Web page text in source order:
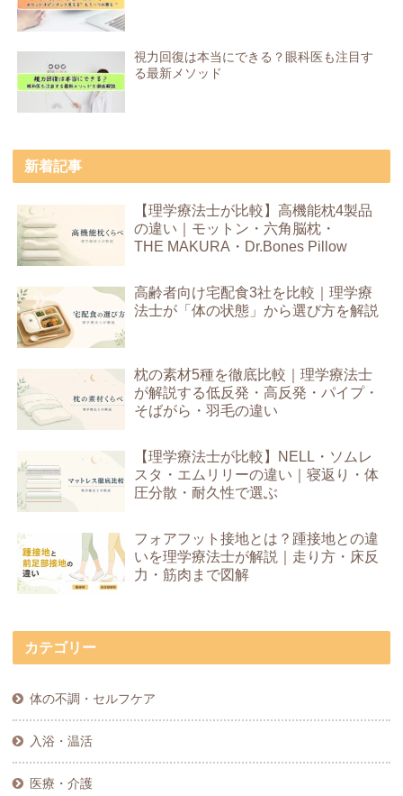
視力回復は本当にできる？眼科医も注目す
る最新メソッド
新着記事
【理学療法士が比較】高機能枕4製品
の違い｜モットン・六角脳枕・
THE MAKURA・Dr.Bones Pillow
高齢者向け宅配食3社を比較｜理学療
法士が「体の状態」から選び方を解説
枕の素材5種を徹底比較｜理学療法士
が解説する低反発・高反発・パイプ・
そばがら・羽毛の違い
【理学療法士が比較】NELL・ソムレ
スタ・エムリリーの違い｜寝返り・体
圧分散・耐久性で選ぶ
フォアフット接地とは？踵接地との違
いを理学療法士が解説｜走り方・床反
力・筋肉まで図解
カテゴリー
体の不調・セルフケア
入浴・温活
医療・介護